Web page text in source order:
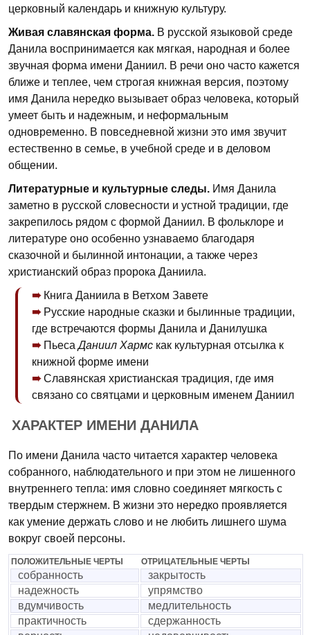
церковный календарь и книжную культуру.
Живая славянская форма. В русской языковой среде
Данила воспринимается как мягкая, народная и более
звучная форма имени Даниил. В речи оно часто кажется
ближе и теплее, чем строгая книжная версия, поэтому
имя Данила нередко вызывает образ человека, который
умеет быть и надежным, и неформальным
одновременно. В повседневной жизни это имя звучит
естественно в семье, в учебной среде и в деловом
общении.
Литературные и культурные следы. Имя Данила
заметно в русской словесности и устной традиции, где
закрепилось рядом с формой Даниил. В фольклоре и
литературе оно особенно узнаваемо благодаря
сказочной и былинной интонации, а также через
христианский образ пророка Даниила.
Книга Даниила в Ветхом Завете
Русские народные сказки и былинные традиции,
где встречаются формы Данила и Данилушка
ПьесаДаниил Хармс как культурная отсылка к
книжной форме имени
Славянская христианская традиция, где имя
связано со святцами и церковным именем Даниил
ХАРАКТЕР ИМЕНИ ДАНИЛА
По имени Данила часто читается характер человека
собранного, наблюдательного и при этом не лишенного
внутреннего тепла: имя словно соединяет мягкость с
твердым стержнем. В жизни это нередко проявляется
как умение держать слово и не любить лишнего шума
вокруг своей персоны.
ПОЛОЖИТЕЛЬНЫЕ ЧЕРТЫ ОТРИЦАТЕЛЬНЫЕ ЧЕРТЫ
собранность
закрытость
надежность
упрямство
вдумчивость
медлительность
практичность
сдержанность